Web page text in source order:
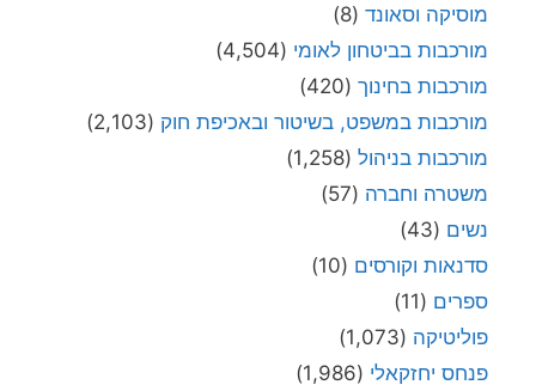
מוסיקה וסאונד (8)
מורכבות בביטחון לאומי (4,504)
מורכבות בחינוך (420)
מורכבות במשפט, בשיטור ובאכיפת חוק (2,103)
מורכבות בניהול (1,258)
משטרה וחברה (57)
נשים (43)
סדנאות וקורסים (10)
ספרים (11)
פוליטיקה (1,073)
פנחס יחזקאלי (1,986)